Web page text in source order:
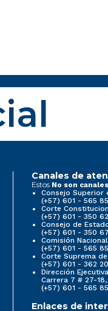
Canales de
Estos No son
Consejo Superior
(+57) 601 - 565
Corte
(+57) 601 - 350
Consejo de
(+57) 601 - 350
Comisión
(+57) 601 - 565
Corte Suprema
(+57) 601 - 362
Dirección
Carrera 7 # 27-
(+57) 601 - 565
Enlaces de